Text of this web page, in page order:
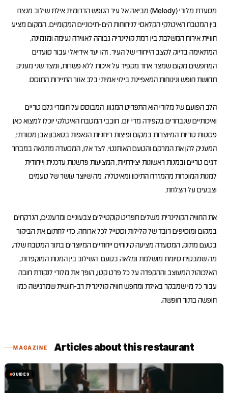
מסעדת מלודי (Melody) מביאה אל עיר הנופש הדרומית אילת שילוב מנצח
בין המטבח האיטלקי הקלאסי לניחוחות הים-תיכוניים המקומיים. המקום מציע
חוויית אירוח המשלבת בין רמת קולינריה גבוהה לאווירה נעימה ומזמינה,
המתאימה בדיוק לקצב הייחודי של העיר. זהו יעד אידיאלי עבור סועדים
המחפשים מקום שמצד אחד מקפיד על איכות ללא פשרות, ומצד שני מעניק
הלב הפועם של מלודי הוא התפריט המגוון, המבוסס על חומרי גלם טריים
ואיכותיים שנבחרים בקפידה מדי יום. חובבי המטבח האיטלקי יוכלו למצוא כאן
פסטות טריות המיוצרות במקום ופיצות ריחניות הנאפות בטאבון אבן מסורתי,
המעניק להן את המרקם והטעם האותנטי. לצד אלו, המסעדה מתגאה במבחר
דגים טריים ובמנות ראשונות יצירתיות, המציעות פרשנות עדכנית וייחודית
למנות המוכרות מהמזרח התיכון ומאיטליה, מה שיוצר עושר של טעמים
את החוויה הקולינרית משלים תפריט קוקטיילים צבעוניים ומרעננים, הנרקחים
במקום ומוסיפים רובד של קלילות וסטייל לכל ארוחה. כדי לחתום את הביקור
בטעם מתוק, המסעדה מציעה קינוחים ייחודיים המיוצרים בתוך המטבח שלה,
מה שמבטיח סיומת מושלמת ומלאה בטעם. השילוב בין המנות המוקפדות,
האלכוהול המעוצב וההקפדה על כל פרט קטן, הופך את מלודי לנקודת חובה
עבור כל מי שמבקר באילת ומחפש חוויה קולינרית רב-חושית שמרגישה כמו
חופשה בתוך חופשה.
MAGAZINE Articles about this restaurant
GUIDES